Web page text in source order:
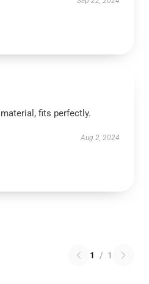
fits perfectly.
Aug 2, 2024
1 / 1